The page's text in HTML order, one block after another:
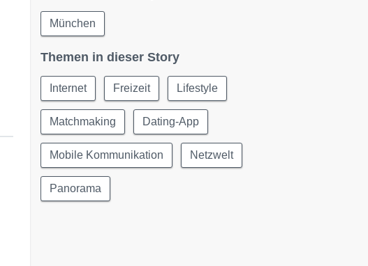
München
Themen in dieser Story
Internet Freizeit Lifestyle
Matchmaking Dating-App
Mobile Kommunikation Netzwelt
Panorama